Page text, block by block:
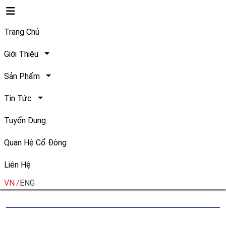
Trang Chủ
Giới Thiệu
Sản Phẩm
Tin Tức
Tuyển Dụng
Quan Hệ Cổ Đông
Liên Hệ
VN ENG
Safoco tổ chức Đại hội đồng
cổ đông thường niên năm